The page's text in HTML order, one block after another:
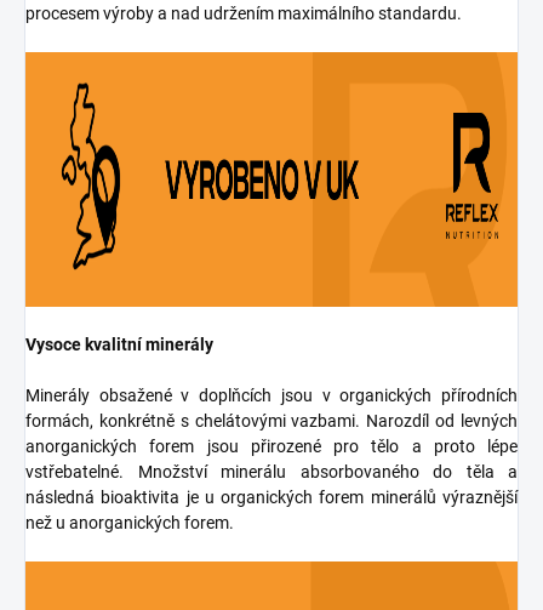
procesem výroby a nad udržením maximálního standardu.
Vysoce kvalitní minerály
Minerály obsažené v doplňcích jsou v organických přírodních
formách, konkrétně s chelátovými vazbami. Narozdíl od levných
anorganických forem jsou přirozené pro tělo a proto lépe
vstřebatelné. Množství minerálu absorbovaného do těla a
následná bioaktivita je u organických forem minerálů výraznější
než u anorganických forem.